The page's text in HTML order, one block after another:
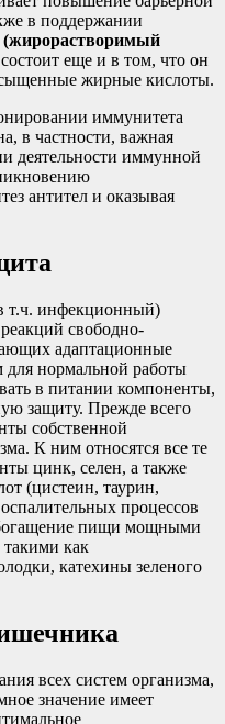
в поддержании
(жирорастворимый
еще и в том, что он
жирные кислоты.
иммунитета
в частности, важная
деятельности иммунной
антител и оказывая
т.ч. инфекционный)
свободно-
адаптационные
для нормальной работы
в питании компоненты,
защиту. Прежде всего
собственной
К ним относятся все те
цинк, селен, а также
(цистеин, таурин,
процессов
пищи мощными
как
катехины зеленого
всех систем организма,
значение имеет